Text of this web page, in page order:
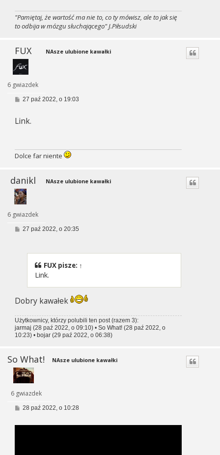
"Pamiętaj, że wartość ma nie to, co ty mówisz, ale to jak się
to odbija w mózgu słuchającego" J.Piłsudski
FUX
6 gwiazdek
NAsze ulubione kawałki
P
t
27 paź 2022, o 19:03
Link.
Dolce far niente
danikl
6 gwiazdek
NAsze ulubione kawałki
P27 paź 2022, o 20:35
FUX pisze: ↑
Link.
Dobry kawałek
Użytkownicy, którzy polubili ten post (razem 3):
jarmaj (28 paź 2022, o 09:10) • So What! (28 paź 2022, o
10:23) • bojar (29 paź 2022, o 06:38)
So What!
6 gwiazdek
NAsze ulubione kawałki
P28 paź 2022, o 10:28